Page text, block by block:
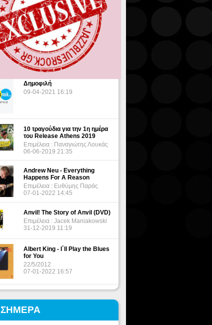
ΘΕΜΑΤΑ
Δημοφιλή
09-04-2021 16:19
10 τραγούδια για την 1η ημέρα
του Release Athens 2019
Επιμέλεια : Παναγιώτης Λουκάς
06-06-2019 21:35
Andrew Neu - Everything
Happens For A Reason
Επιμέλεια : Ευθύμης Παράς
07-01-2022 14:45
Anvil! The Story of Anvil (DVD)
Επιμέλεια : Jacek Maniakowski
31-12-2019 11:19
Albert King - I΄ll Play the Blues
for You
22/5/2012
07-01-2022 16:57